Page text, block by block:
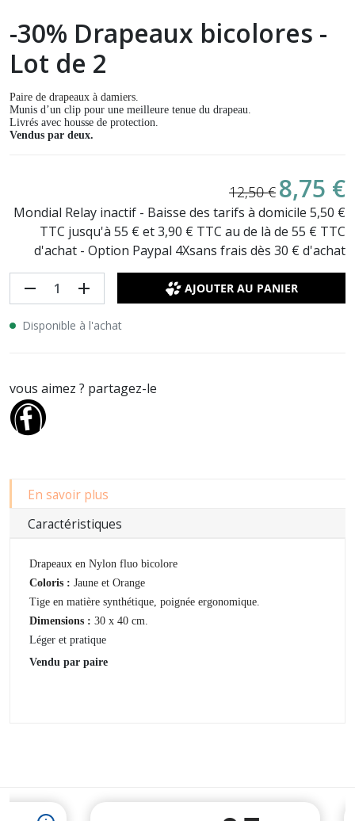
-30% Drapeaux bicolores -
Lot de 2
Paire de drapeaux à damiers.
Munis d’un clip pour une meilleure tenue du drapeau.
Livrés avec housse de protection.
Vendus par deux.
12,50 € 8,75 €
Mondial Relay inactif - Baisse des tarifs à domicile 5,50 €
TTC jusqu'à 55 € et 3,90 € TTC au de là de 55 € TTC
d'achat - Option Paypal 4Xsans frais dès 30 € d'achat
remove add AJOUTER AU PANIER
Disponible à l'achat
vous aimez ? partagez-le
En savoir plus
Caractéristiques
Drapeaux en Nylon fluo bicolore
Coloris : Jaune et Orange
Tige en matière synthétique, poignée ergonomique.
Dimensions : 30 x 40 cm.
Léger et pratique
Vendu par paire